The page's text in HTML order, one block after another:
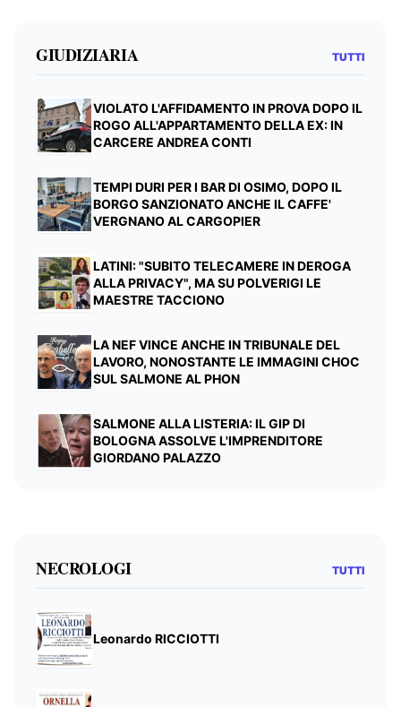
GIUDIZIARIA TUTTI
VIOLATO L'AFFIDAMENTO IN PROVA DOPO IL
ROGO ALL'APPARTAMENTO DELLA EX: IN
CARCERE ANDREA CONTI
TEMPI DURI PER I BAR DI OSIMO, DOPO IL
BORGO SANZIONATO ANCHE IL CAFFE'
VERGNANO AL CARGOPIER
LATINI: "SUBITO TELECAMERE IN DEROGA
ALLA PRIVACY", MA SU POLVERIGI LE
MAESTRE TACCIONO
LA NEF VINCE ANCHE IN TRIBUNALE DEL
LAVORO, NONOSTANTE LE IMMAGINI CHOC
SUL SALMONE AL PHON
SALMONE ALLA LISTERIA: IL GIP DI
BOLOGNA ASSOLVE L'IMPRENDITORE
GIORDANO PALAZZO
NECROLOGI TUTTI
Leonardo RICCIOTTI